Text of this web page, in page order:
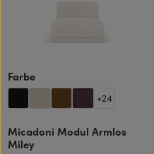
Farbeauswählen
+24
Micadoni Modul Armlos
Miley